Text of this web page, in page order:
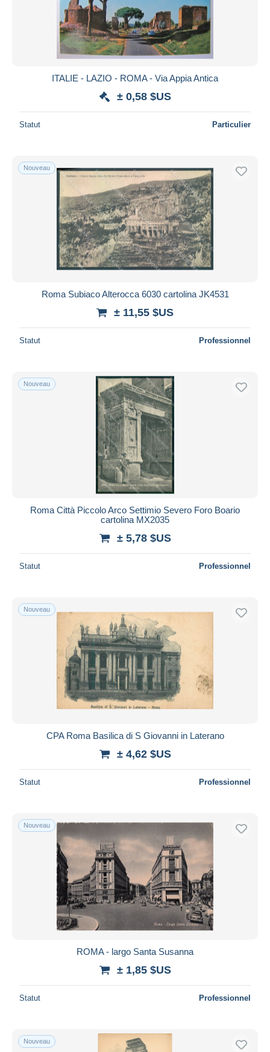
ITALIE - LAZIO - ROMA - Via Appia Antica
± 0,58 $US
Statut Particulier
Nouveau
Roma Subiaco Alterocca 6030 cartolina JK4531
± 11,55 $US
Statut Professionnel
Nouveau
Roma Città Piccolo Arco Settimio Severo Foro Boario
cartolina MX2035
± 5,78 $US
Statut Professionnel
Nouveau
CPA Roma Basilica di S Giovanni in Laterano
± 4,62 $US
Statut Professionnel
Nouveau
ROMA - largo Santa Susanna
± 1,85 $US
Statut Professionnel
Nouveau